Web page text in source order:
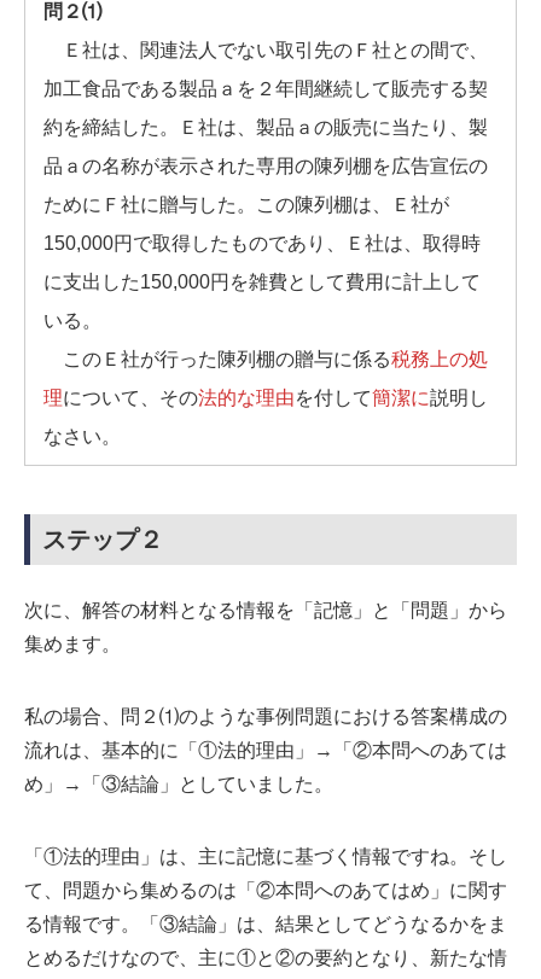
問２⑴
Ｅ社は、関連法人でない取引先のＦ社との間で、
加工食品である製品ａを２年間継続して販売する契
約を締結した。Ｅ社は、製品ａの販売に当たり、製
品ａの名称が表示された専用の陳列棚を広告宣伝の
ためにＦ社に贈与した。この陳列棚は、Ｅ社が
150,000円で取得したものであり、Ｅ社は、取得時
に支出した150,000円を雑費として費用に計上して
いる。
このＥ社が行った陳列棚の贈与に係る税務上の処
理について、その法的な理由を付して簡潔に説明し
なさい。
ステップ２
次に、解答の材料となる情報を「記憶」と「問題」から
集めます。
私の場合、問２⑴のような事例問題における答案構成の
流れは、基本的に「①法的理由」→「②本問へのあては
め」→「③結論」としていました。
「①法的理由」は、主に記憶に基づく情報ですね。そし
て、問題から集めるのは「②本問へのあてはめ」に関す
る情報です。「③結論」は、結果としてどうなるかをま
とめるだけなので、主に①と②の要約となり、新たな情